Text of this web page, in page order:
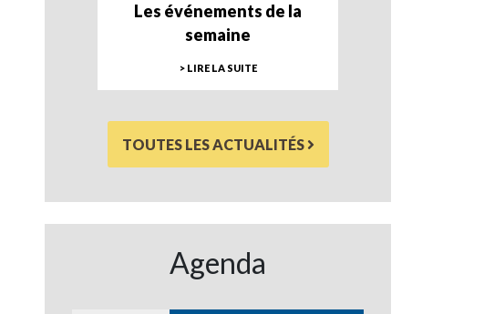
Les événements de la
semaine
> LIRE LA SUITE
TOUTES LES ACTUALITÉS
Agenda